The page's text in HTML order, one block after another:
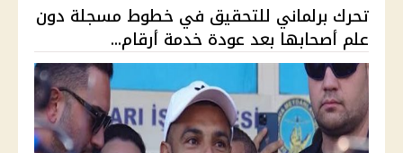
تحرك برلماني للتحقيق في خطوط مسجلة دون
علم أصحابها بعد عودة خدمة أرقام...